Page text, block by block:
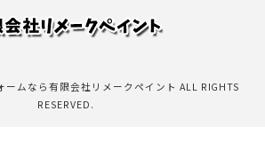
ムなら有限会社リメークペイント ALL RIGHTS
RESERVED.